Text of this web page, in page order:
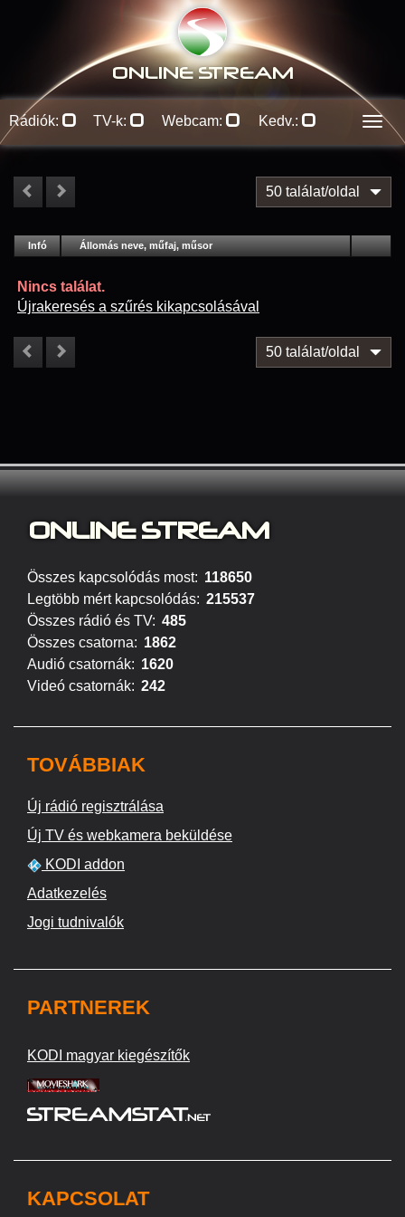
ONLINE STREAM
Rádiók: TV-k: Webcam: Kedv.:
50 találat/oldal
Infó Lejátszás
Állomás neve, műfaj, műsor
Nincs találat.
Újrakeresés a szűrés kikapcsolásával
50 találat/oldal
ONLINE STREAM
Összes kapcsolódás most: 118650
Legtöbb mért kapcsolódás: 215537
Összes rádió és TV: 485
Összes csatorna: 1862
Audió csatornák: 1620
Videó csatornák: 242
TOVÁBBIAK
Új rádió regisztrálása
Új TV és webkamera beküldése
KODI addon
Adatkezelés
Jogi tudnivalók
PARTNEREK
KODI magyar kiegészítők
KAPCSOLAT